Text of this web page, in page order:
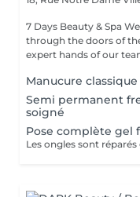
7 Days Beauty & Spa Welcome to our institute, By walking
through the doors of
Manucure classique
Semi permanent
soigné
Pose complète gel